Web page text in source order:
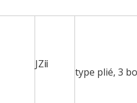
JZⅱ
type plié, 3